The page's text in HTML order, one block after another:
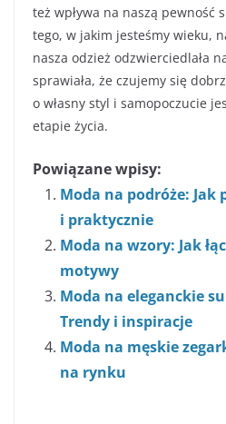
też wpływa na naszą pewność
tego, w jakim jesteśmy wieku,
nasza odzież odzwierciedlała
sprawiała, że czujemy się
o własny styl i samopoczucie
etapie życia.
Powiązane wpisy:
Moda na podróże: Jak
i praktycznie
Moda na wzory: Jak
motywy
Moda na eleganckie
Trendy i inspiracje
Moda na męskie
na rynku